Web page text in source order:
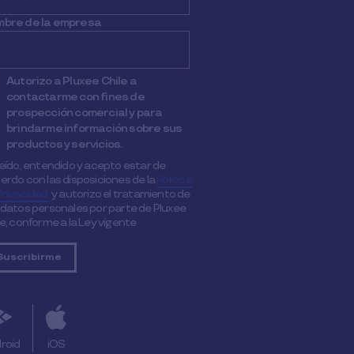
de la empresa
Autorizo a Pluxee Chile a
contactarme con fines de
prospección comercial y para
brindarme información sobre sus
productos y servicios.
entendido y acepto estar de
con las disposiciones de laPolítica
y autorizo el tratamiento de
personales por parte de Pluxee
conforme a la Ley vigente
iOS